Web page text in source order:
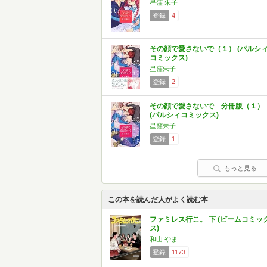
星窪 朱子
登録
4
その顔で愛さないで（１） (パルシ
コミックス)
星窪朱子
登録
2
その顔で愛さないで 分冊版（１）
(パルシィコミックス)
星窪朱子
登録
1
もっと見る
この本を読んだ人がよく読む本
ファミレス行こ。 下 (ビームコミッ
ス)
和山 やま
登録
1173